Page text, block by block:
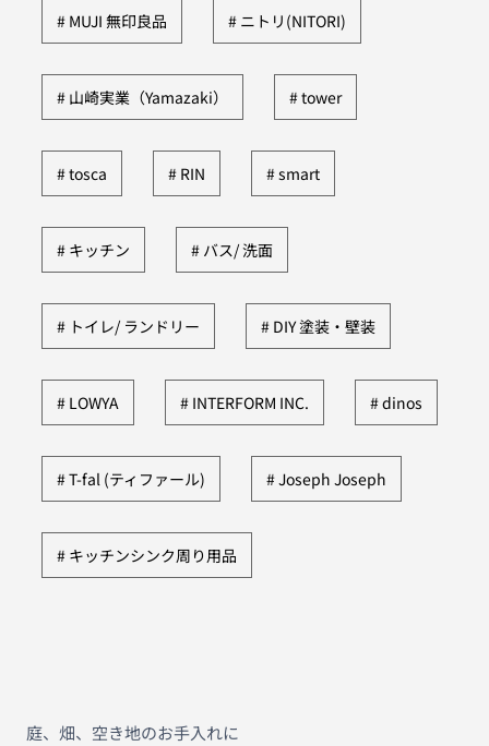
MUJI 無印良品 ニトリ(NITORI)
山崎実業（Yamazaki） tower
tosca RIN smart
キッチン バス/ 洗面
トイレ/ ランドリー DIY 塗装・壁装
LOWYA INTERFORM INC. dinos
T-fal (ティファール) Joseph Joseph
キッチンシンク周り用品
庭、畑、空き地のお手入れに